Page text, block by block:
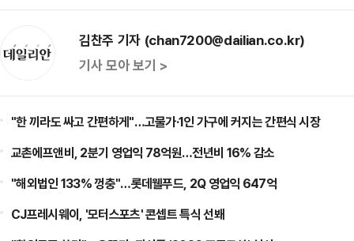
김찬주 기자 (chan7200@dailian.co.kr)
기사 모아 보기 >
"한 끼라도 싸고 간편하게"…고물가·1인 가구에 커지는 간편식 시장
교촌에프앤비, 2분기 영업익 78억원…전년비 16% 감소
"해외법인 133% 껑충"…롯데웰푸드, 2Q 영업익 647억
CJ프레시웨이, '모터스포츠' 콘셉트 특식 선봬